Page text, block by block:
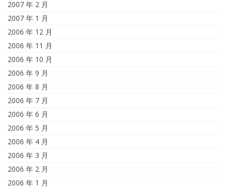
2007 年 2 月
2007 年 1 月
2006 年 12 月
2006 年 11 月
2006 年 10 月
2006 年 9 月
2006 年 8 月
2006 年 7 月
2006 年 6 月
2006 年 5 月
2006 年 4 月
2006 年 3 月
2006 年 2 月
2006 年 1 月